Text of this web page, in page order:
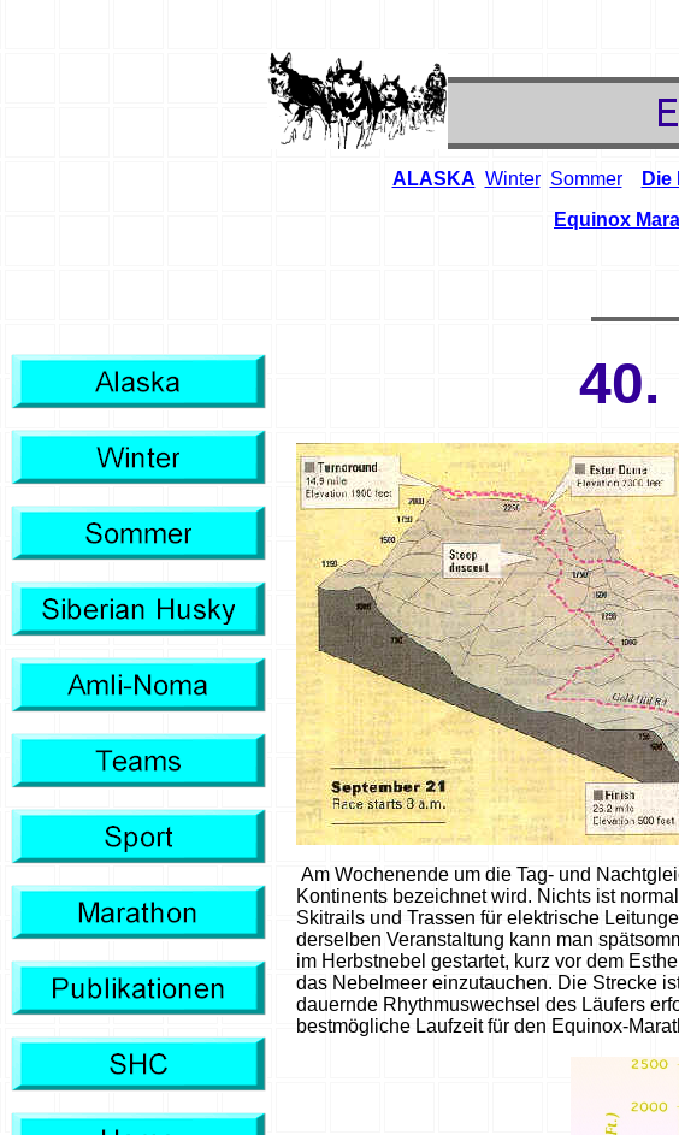
ALASKA Winter Sommer Die
Equinox
40.
Am Wochenende um die Tag- und
Kontinents bezeichnet wird. Nichts ist
Skitrails und Trassen für elektrische
derselben Veranstaltung kann man
im Herbstnebel gestartet, kurz vor dem
das Nebelmeer einzutauchen. Die Strecke
dauernde Rhythmuswechsel des Läufers
bestmögliche Laufzeit für den Equinox-